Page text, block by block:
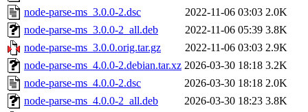
node-parse-ms_3.0.0-2.dsc
2022-11-06 03:03 2.0K
node-parse-ms_3.0.0-2_all.deb
2022-11-06 05:39 3.8K
node-parse-ms_3.0.0.orig.tar.gz
2022-11-06 03:03 2.9K
node-parse-ms_4.0.0-2.debian.tar.xz 2026-03-30 18:18 3.2K
node-parse-ms_4.0.0-2.dsc
2026-03-30 18:18 2.0K
node-parse-ms_4.0.0-2_all.deb
2026-03-30 18:23 3.8K